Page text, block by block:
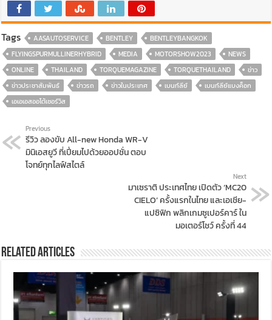
Tags AASAUTOSERVICE BENTLEY
BENTLEYBANGKOK
FLYINGSPURMULLINERHYBRID
MEDIA MOTORSHOW2023
NEWS
ONLINE
THAILAND TORQUEMAGAZINE TORQUETHAILAND
ข่าว
ข่าวประชาสัมพันธ์
ข่าวรถ ข่าวในประเทศ เบนท์ลีย์
เบนท์ลีย์แบงค็อก
เอเอเอสออโต้เซอร์วิส
Previous
รีวิว ลองขับ All-new Honda WR-V
มินิเอสยูวี ที่เปี่ยมไปด้วยออปชั่น ตอบ
โจทย์ทุกไลฟ์สไตล์
Next
มาเซราติ ประเทศไทย เปิดตัว ‘MC20
CIELO’ ครั้งแรกในไทย และเอเชีย-
แปซิฟิก พลิกเกมซูเปอร์คาร์ ใน
มอเตอร์โชว์ ครั้งที่ 44
Related Articles